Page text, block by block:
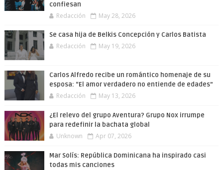
confiesan
Redacción May 28, 2026
Se casa hija de Belkis Concepción y Carlos Batista
Redacción May 19, 2026
Carlos Alfredo recibe un romántico homenaje de su
esposa: “El amor verdadero no entiende de edades”
Redacción May 13, 2026
¿El relevo del grupo Aventura? Grupo Nox irrumpe
para redefinir la bachata global
Unknown Apr 07, 2026
Mar Solís: República Dominicana ha inspirado casi
todas mis canciones